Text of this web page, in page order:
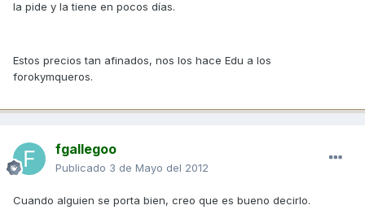
la pide y la tiene en pocos días.
Estos precios tan afinados, nos los hace Edu a los
forokymqueros.
fgallegoo
Publicado 3 de Mayo del 2012
Cuando alguien se porta bien, creo que es bueno decirlo.